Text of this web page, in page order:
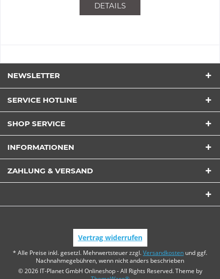
DETAILS
NEWSLETTER
SERVICE HOTLINE
SHOP SERVICE
INFORMATIONEN
ZAHLUNG & VERSAND
Vertrag widerrufen
* Alle Preise inkl. gesetzl. Mehrwertsteuer zzgl.Versandkosten und ggf.
Nachnahmegebühren, wenn nicht anders beschrieben
© 2026 IT-Planet GmbH Onlineshop - All Rights Reserved. Theme by